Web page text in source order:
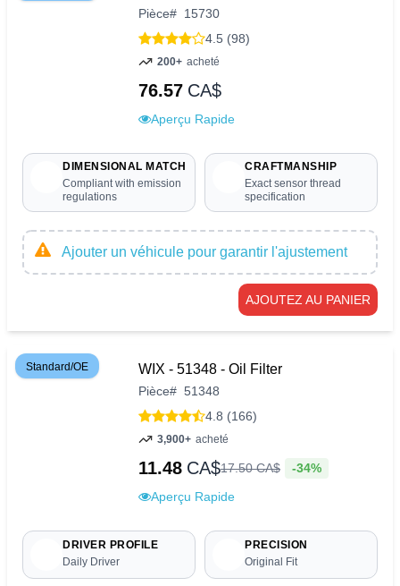
Pièce# 15730
4.5 (98)
200+ acheté
76.57 CA$
Aperçu Rapide
DIMENSIONAL MATCH
Compliant with emission
regulations
CRAFTMANSHIP
Exact sensor thread
specification
Ajouter un véhicule pour garantir l'ajustement
AJOUTEZ AU PANIER
Standard/OE WIX - 51348 - Oil Filter
Pièce# 51348
4.8 (166)
3,900+ acheté
11.48 CA$17.50CA$ -34%
Aperçu Rapide
DRIVER PROFILE
Daily Driver
PRECISION
Original Fit